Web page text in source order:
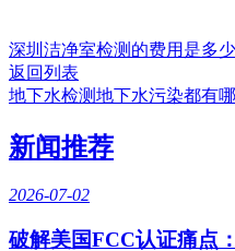
深圳洁净室检测的费用是多
返回列表
地下水检测地下水污染都有
新闻推荐
2026-07-02
破解美国FCC认证痛点